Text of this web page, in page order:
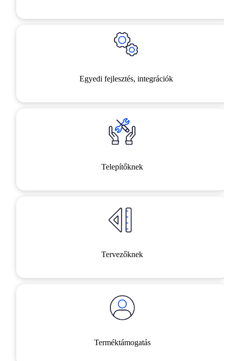
Egyedi fejlesztés, integrációk
Telepítőknek
Tervezőknek
Terméktámogatás